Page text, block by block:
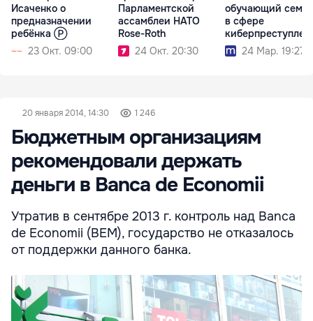
Исаченко о
предназначении
ребёнка Ⓟ
23 Окт. 09:00
Парламентской
ассамблеи НАТО
Rose-Roth
24 Окт. 20:30
обучающий
в сфере
24 Мар. 19:27
20 января 2014, 14:30 1 246
Бюджетным организациям
рекомендовали держать
деньги в Banca de Economii
Утратив в сентябре 2013 г. контроль над Banca
de Economii (BEM), государство не отказалось
от поддержки данного банка.